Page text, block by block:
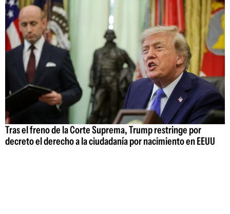
Tras el freno de la Corte Suprema, Trump restringe por
decreto el derecho a la ciudadanía por nacimiento en EEUU